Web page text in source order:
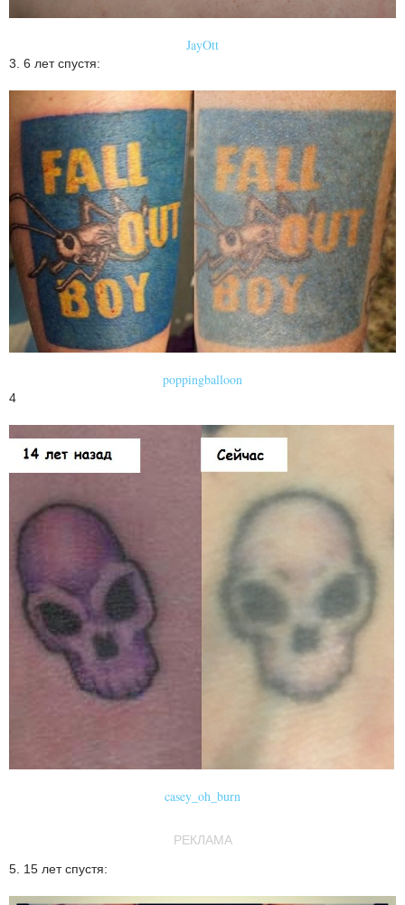
JayOtt
3. 6 лет спустя:
poppingballoon
4
casey_oh_burn
РЕКЛАМА
5. 15 лет спустя: